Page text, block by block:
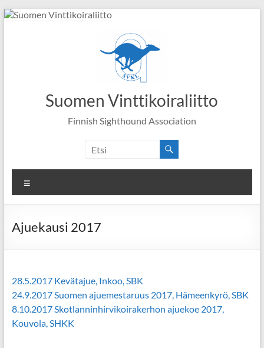
Skip
Suomen Vinttikoiraliitto
Finnish Sighthound Association
Ajuekausi 2017
28.5.2017 Kevätajue, Inkoo, SBK
24.9.2017 Suomen ajuemestaruus 2017, Hämeenkyrö, SBK
8.10.2017 Skotlanninhirvikoirakerhon ajuekoe 2017,
Kouvola, SHKK